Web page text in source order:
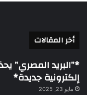
أخر المقالات
*”البريد المصري”
إلكترونية جديدة*
مايو 23, 2025